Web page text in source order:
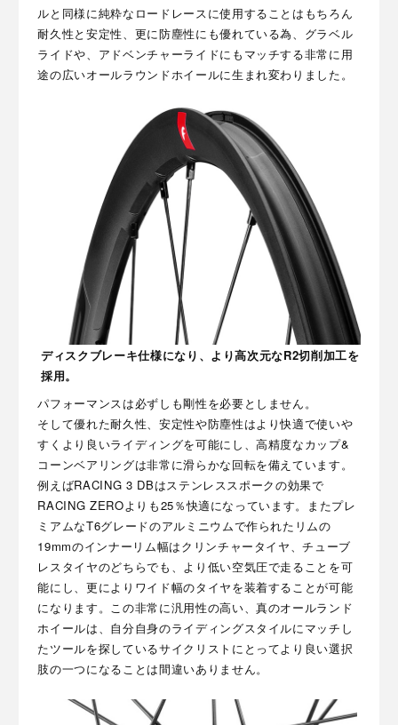
ルと同様に純粋なロードレースに使用することはもちろん
耐久性と安定性、更に防塵性にも優れている為、グラベル
ライドや、アドベンチャーライドにもマッチする非常に用
途の広いオールラウンドホイールに生まれ変わりました。
ディスクブレーキ仕様になり、より高次元なR2切削加工を
採用。
パフォーマンスは必ずしも剛性を必要としません。
そして優れた耐久性、安定性や防塵性はより快適で使いや
すくより良いライディングを可能にし、高精度なカップ&
コーンベアリングは非常に滑らかな回転を備えています。
例えばRACING 3 DBはステンレススポークの効果で
RACING ZEROよりも25％快適になっています。またプレ
ミアムなT6グレードのアルミニウムで作られたリムの
19mmのインナーリム幅はクリンチャータイヤ、チューブ
レスタイヤのどちらでも、より低い空気圧で走ることを可
能にし、更によりワイド幅のタイヤを装着することが可能
になります。この非常に汎用性の高い、真のオールランド
ホイールは、自分自身のライディングスタイルにマッチし
たツールを探しているサイクリストにとってより良い選択
肢の一つになることは間違いありません。